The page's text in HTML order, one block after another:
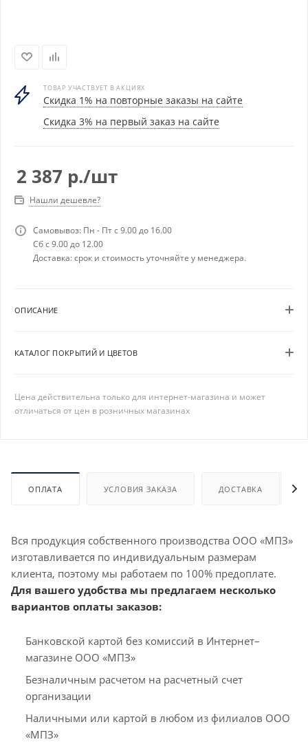
ТОВАР УЧАСТВУЕТ В АКЦИЯХ
Скидка 1% на повторные заказы на сайте
Скидка 3% на первый заказ на сайте
2 387 р./шт
Нашли дешевле?
Самовывоз: Пн - Пт с 9.00 до 16.00
Сб с 9.00 до 12.00
Доставка: срок и стоимость уточняйте у менеджера.
ОПИСАНИЕ
КАТАЛОГ ПОКРЫТИЙ И ЦВЕТОВ
Цена действительна только для интернет-магазина и может
отличаться от цен в розничных магазинах
ОПЛАТА УСЛОВИЯ ЗАКАЗА ДОСТАВКА
Вся продукция собственного производства ООО «МПЗ»
изготавливается по индивидуальным размерам
клиента, поэтому мы работаем по 100% предоплате.
Для вашего удобства мы предлагаем несколько
вариантов оплаты заказов:
Банковской картой без комиссий в Интернет–
магазине ООО «МПЗ»
Безналичным расчетом на расчетный счет
организации
Наличными или картой в любом из филиалов ООО
«МПЗ»